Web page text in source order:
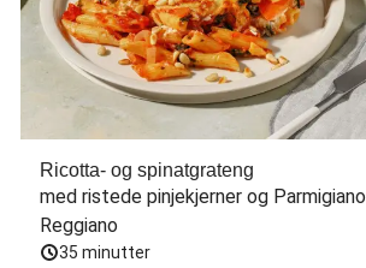
Ricotta- og spinatgrateng
med ristede pinjekjerner og Parmigiano
Reggiano
35 minutter